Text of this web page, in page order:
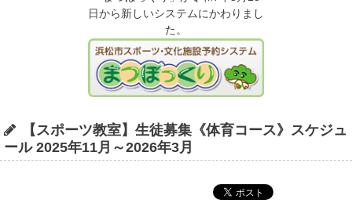
日から新しいシステムにかわりまし
た。
【スポーツ教室】生徒募集《体育コース》スケジュ
ール 2025年11月～2026年3月